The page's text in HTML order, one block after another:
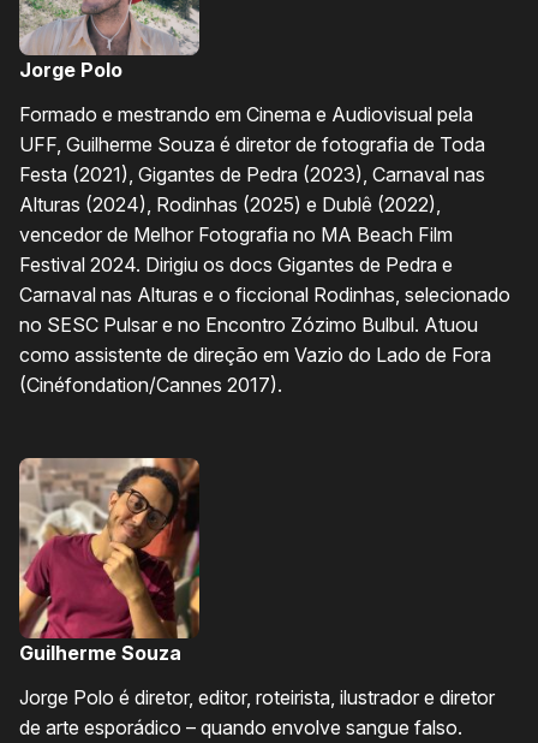
Jorge Polo
Formado e mestrando em Cinema e Audiovisual pela
UFF, Guilherme Souza é diretor de fotografia de Toda
Festa (2021), Gigantes de Pedra (2023), Carnaval nas
Alturas (2024), Rodinhas (2025) e Dublê (2022),
vencedor de Melhor Fotografia no MA Beach Film
Festival 2024. Dirigiu os docs Gigantes de Pedra e
Carnaval nas Alturas e o ficcional Rodinhas, selecionado
no SESC Pulsar e no Encontro Zózimo Bulbul. Atuou
como assistente de direção em Vazio do Lado de Fora
(Cinéfondation/Cannes 2017).
Guilherme Souza
Jorge Polo é diretor, editor, roteirista, ilustrador e diretor
de arte esporádico – quando envolve sangue falso.